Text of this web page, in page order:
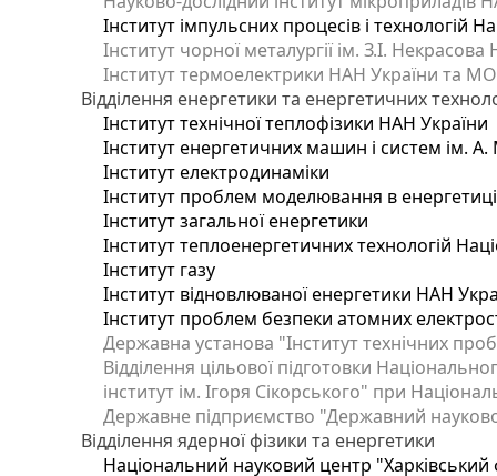
Інститут імпульсних процесів і технологій
Інститут чорної металургії ім. З.І.
Інститут термоелектрики НАН України та
Відділення енергетики та енергетичних
Інститут технічної теплофізики НАН України
Інститут енергетичних машин і систем ім.
Інститут електродинаміки
Інститут проблем моделювання в
Інститут загальної енергетики
Інститут теплоенергетичних технологій
Інститут газу
Інститут відновлюваної енергетики НАН
Інститут проблем безпеки атомних
Державна установа "Інститут технічних
Відділення цільової підготовки
інститут ім. Ігоря Сікорського" при
Державне підприємство "Державний
Відділення ядерної фізики та енергетики
Національний науковий центр "Харківський